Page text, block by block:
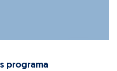
programa